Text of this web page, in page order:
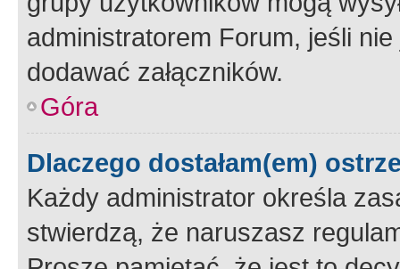
administratorem Forum, jeśli
dodawać załączników.
Góra
Dlaczego dostałam(em)
Każdy administrator określa
stwierdzą, że naruszasz